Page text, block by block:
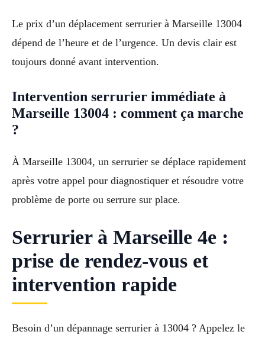
Le prix d’un déplacement serrurier à Marseille 13004
dépend de l’heure et de l’urgence. Un devis clair est
toujours donné avant intervention.
Intervention serrurier immédiate à
Marseille 13004 : comment ça marche
?
À Marseille 13004, un serrurier se déplace rapidement
après votre appel pour diagnostiquer et résoudre votre
problème de porte ou serrure sur place.
Serrurier à Marseille 4e :
prise de rendez-vous et
intervention rapide
Besoin d’un dépannage serrurier à 13004 ? Appelez le